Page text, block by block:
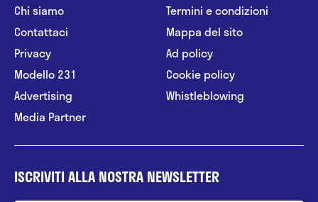
Chi siamo
Contattaci
Privacy
Modello 231
Advertising
Media Partner
Termini e condizioni
Mappa del sito
Ad policy
Cookie policy
Whistleblowing
ISCRIVITI ALLA NOSTRA NEWSLETTER